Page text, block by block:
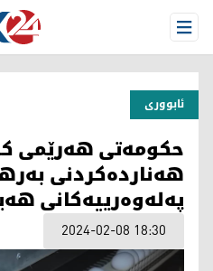
Open Menu
ئابووری
حکومەتی هەرێمی
هەناردەکردنی
پەلەوەرییەکانی
2024-02-08 18:30